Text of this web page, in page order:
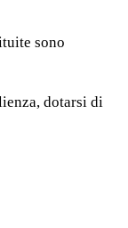
sono
dotarsi di